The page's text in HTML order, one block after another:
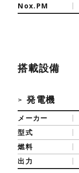
Nox.PM
搭載設備
発電機
メーカー
型式
燃料
出力